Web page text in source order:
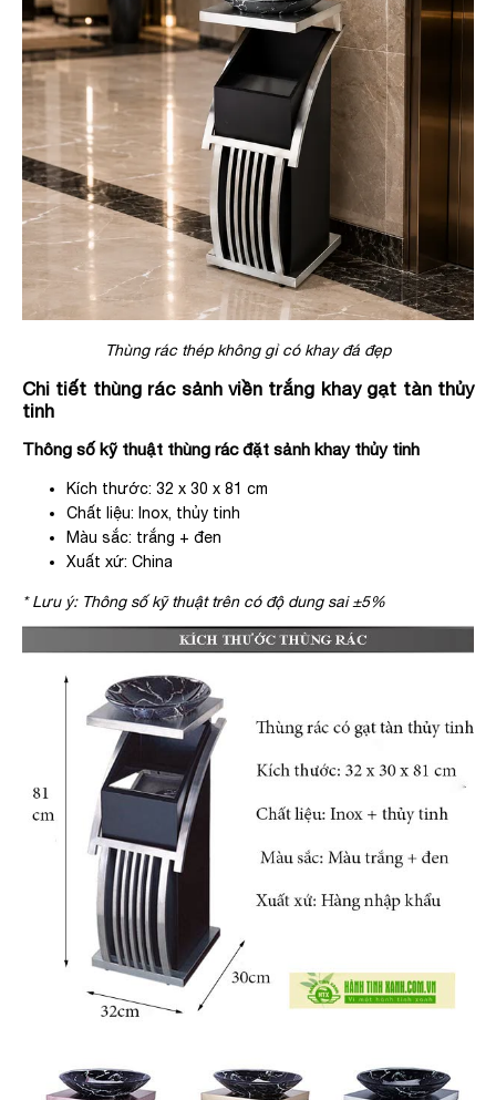
Thùng rác thép không gỉ có khay đá đẹp
Chi tiết thùng rác sảnh viền trắng khay gạt tàn thủy
tinh
Thông số kỹ thuật thùng rác đặt sảnh khay thủy tinh
Kích thước: 32 x 30 x 81 cm
Chất liệu: Inox, thủy tinh
Màu sắc: trắng + đen
Xuất xứ: China
* Lưu ý: Thông số kỹ thuật trên có độ dung sai ±5%